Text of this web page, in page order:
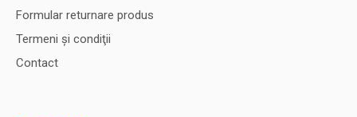
Formular returnare produs
Termeni şi condiţii
Contact